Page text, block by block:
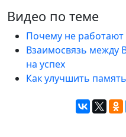
Видео по теме
Почему не
Взаимосвязь между
на успех
Как улучшить